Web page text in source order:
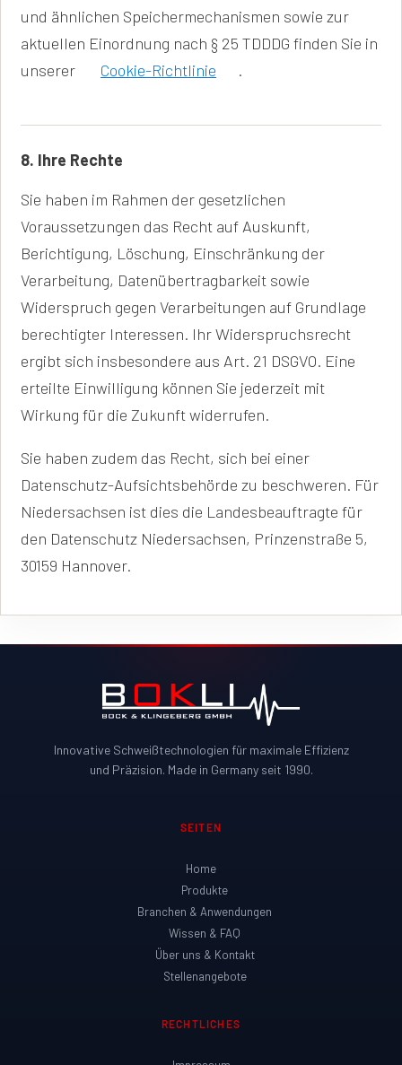
und ähnlichen Speichermechanismen sowie zur
aktuellen Einordnung nach § 25 TDDDG finden Sie in
unserer
Cookie-Richtlinie .
8. Ihre Rechte
Sie haben im Rahmen der gesetzlichen
Voraussetzungen das Recht auf Auskunft,
Berichtigung, Löschung, Einschränkung der
Verarbeitung, Datenübertragbarkeit sowie
Widerspruch gegen Verarbeitungen auf Grundlage
berechtigter Interessen. Ihr Widerspruchsrecht
ergibt sich insbesondere aus Art. 21 DSGVO. Eine
erteilte Einwilligung können Sie jederzeit mit
Wirkung für die Zukunft widerrufen.
Sie haben zudem das Recht, sich bei einer
Datenschutz-Aufsichtsbehörde zu beschweren. Für
Niedersachsen ist dies die Landesbeauftragte für
den Datenschutz Niedersachsen, Prinzenstraße 5,
30159 Hannover.
SEITEN
Home
Produkte
Branchen & Anwendungen
Wissen & FAQ
Über uns & Kontakt
Stellenangebote
RECHTLICHES